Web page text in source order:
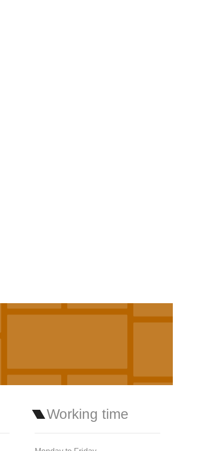
Working time